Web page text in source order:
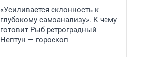
«Усиливается склонность к
глубокому самоанализу». К чему
готовит Рыб ретроградный
Нептун — гороскоп